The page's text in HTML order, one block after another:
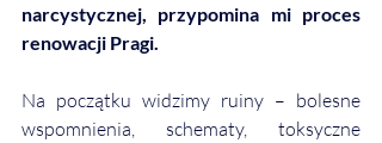
narcystycznej, przypomina mi proces
renowacji Pragi.
Na początku widzimy ruiny – bolesne
wspomnienia, schematy, toksyczne